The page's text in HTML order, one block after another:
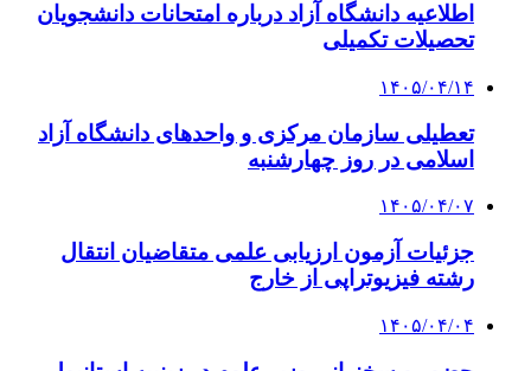
اطلاعیه دانشگاه آزاد درباره امتحانات دانشجویان
تحصیلات تکمیلی
۱۴۰۵/۰۴/۱۴
تعطیلی سازمان مرکزی و واحدهای دانشگاه آزاد
اسلامی در روز چهارشنبه
۱۴۰۵/۰۴/۰۷
جزئیات آزمون ارزیابی علمی متقاضیان انتقال
رشته فیزیوتراپی از خارج
۱۴۰۵/۰۴/۰۴